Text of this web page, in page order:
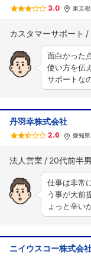
3.0 東京都
カスタマーサポート
面白かった
使い方を伝
サポートな
丹羽幸株式会社
2.6 愛知県
法人営業 20代前半
仕事は非常
う事が大前
ょっと辛い
ニイウスコー株式会